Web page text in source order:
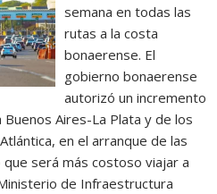
semana en todas las
rutas a la costa
bonaerense. El
gobierno bonaerense
autorizó un incremento
Aires-La Plata y de los
en el arranque de las
será más costoso viajar a
de Infraestructura